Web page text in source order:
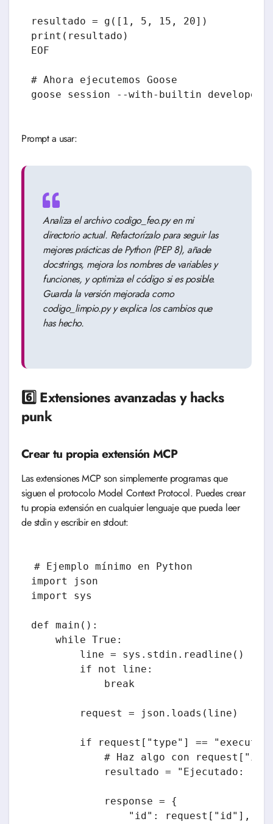
resultado = g([1, 5, 15, 20])
print(resultado)
EOF
# Ahora ejecutemos Goose
goose session --with-builtin developer
Prompt a usar:
Analiza el archivo codigo_feo.py en mi
directorio actual. Refactorízalo para seguir las
mejores prácticas de Python (PEP 8), añade
docstrings, mejora los nombres de variables y
funciones, y optimiza el código si es posible.
Guarda la versión mejorada como
codigo_limpio.py y explica los cambios que
has hecho.
6️⃣ Extensiones avanzadas y hacks
punk
Crear tu propia extensión MCP
Las extensiones MCP son simplemente programas que
siguen el protocolo Model Context Protocol. Puedes crear
tu propia extensión en cualquier lenguaje que pueda leer
de stdin y escribir en stdout:
# Ejemplo mínimo en Python
import json
import sys
def main():
    while True:
        line = sys.stdin.readline()
        if not line:
            break
        request = json.loads(line)
if request["type"] ==
# Haz algo con
resultado = "Ejecutado: "
            response = {
                "id": request["id"],